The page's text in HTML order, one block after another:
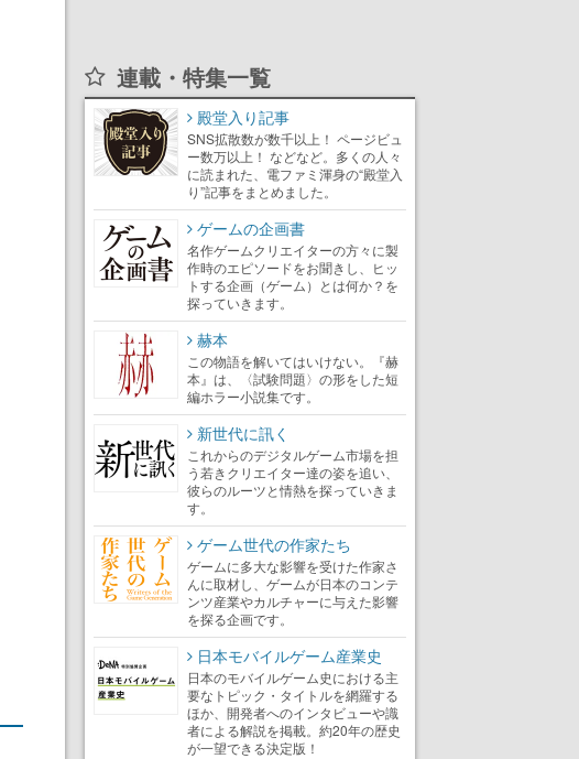
連載・特集一覧
殿堂入り記事
SNS拡散数が数千以上！ ページビュ
ー数万以上！ などなど。多くの人々
に読まれた、電ファミ渾身の“殿堂入
り”記事をまとめました。
ゲームの企画書
名作ゲームクリエイターの方々に製
作時のエピソードをお聞きし、ヒッ
トする企画（ゲーム）とは何か？を
探っていきます。
赫本
この物語を解いてはいけない。『赫
本』は、〈試験問題〉の形をした短
編ホラー小説集です。
新世代に訊く
これからのデジタルゲーム市場を担
う若きクリエイター達の姿を追い、
彼らのルーツと情熱を探っていきま
す。
ゲーム世代の作家たち
ゲームに多大な影響を受けた作家さ
んに取材し、ゲームが日本のコンテ
ンツ産業やカルチャーに与えた影響
を探る企画です。
日本モバイルゲーム産業史
日本のモバイルゲーム史における主
要なトピック・タイトルを網羅する
ほか、開発者へのインタビューや識
者による解説を掲載。約20年の歴史
が一望できる決定版！